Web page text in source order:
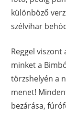
különböző
szélvihar
Reggel
minket a
törzshelyén a
menet!
bezárása,